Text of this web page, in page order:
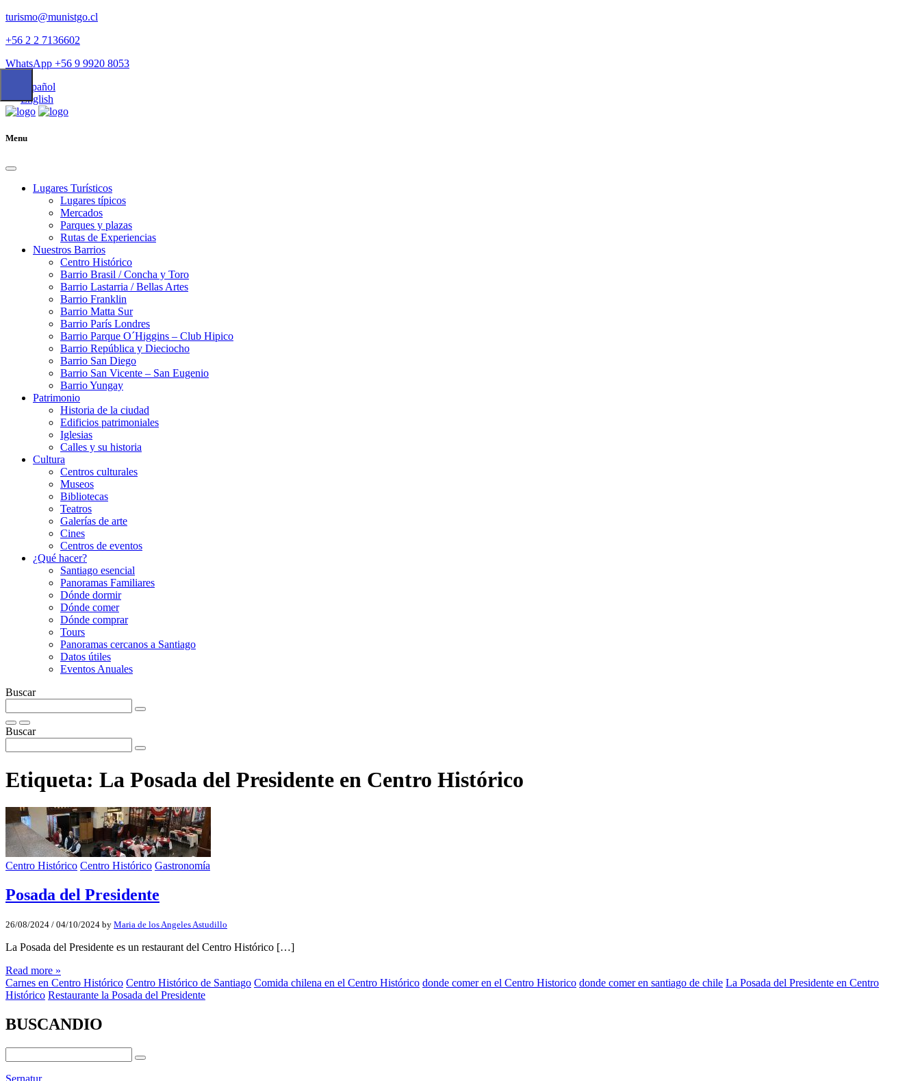
turismo@munistgo.cl
+56 2 2 7136602
WhatsApp +56 9 9920 8053
Español
English
Menu
Lugares Turísticos
Lugares tí­picos
Mercados
Parques y plazas
Rutas de Experiencias
Nuestros Barrios
Centro Histórico
Barrio Brasil / Concha y Toro
Barrio Lastarria / Bellas Artes
Barrio Franklin
Barrio Matta Sur
Barrio Parí­s Londres
Barrio Parque O´Higgins – Club Hipico
Barrio República y Dieciocho
Barrio San Diego
Barrio San Vicente – San Eugenio
Barrio Yungay
Patrimonio
Historia de la ciudad
Edificios patrimoniales
Iglesias
Calles y su historia
Cultura
Centros culturales
Museos
Bibliotecas
Teatros
Galerí­as de arte
Cines
Centros de eventos
¿Qué hacer?
Santiago esencial
Panoramas Familiares
Dónde dormir
Dónde comer
Dónde comprar
Tours
Panoramas cercanos a Santiago
Datos útiles
Eventos Anuales
Buscar
Buscar
Etiqueta: La Posada del Presidente en Centro Histórico
Centro Histórico Centro Histórico Gastronomía
Posada del Presidente
26/08/2024 / 04/10/2024 by Maria de los Angeles Astudillo
La Posada del Presidente es un restaurant del Centro Histórico […]
Read more »
Carnes en Centro Histórico Centro Histórico de Santiago Comida chilena en el Centro Histórico donde comer en el Centro Historico donde comer en santiago de chile La Posada del Presidente en Centro
Histórico Restaurante la Posada del Presidente
BUSCANDIO
Sernatur